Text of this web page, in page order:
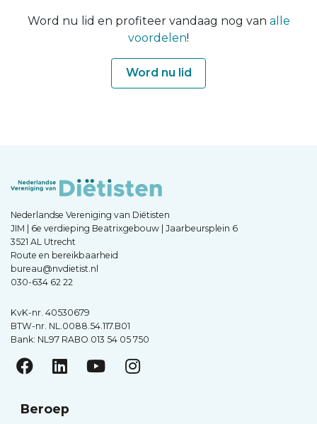
Word nu lid en profiteer vandaag nog van alle
voordelen!
Word nu lid
Nederlandse Vereniging van Diëtisten
JIM | 6e verdieping Beatrixgebouw | Jaarbeursplein 6
3521 AL Utrecht
Route en bereikbaarheid
bureau@nvdietist.nl
030-634 62 22
KvK-nr. 40530679
BTW-nr. NL.0088.54.117.B01
Bank: NL97 RABO 013 54 05 750
Beroep